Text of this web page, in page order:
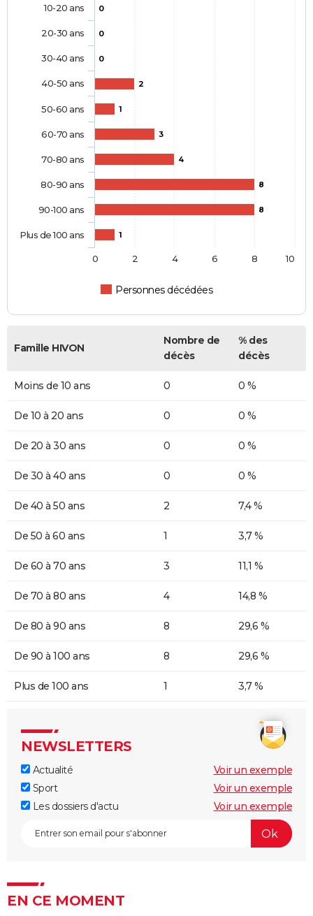
0
0
0
2
1
3
4
8
8
1
Personnes décédées
10-20 ans
20-30 ans
30-40 ans
40-50 ans
50-60 ans
60-70 ans
70-80 ans
80-90 ans
90-100 ans
Plus de 100 ans
0 2 4 6 8 10
Famille HIVON
Nombre de
décès
% des
décès
Moins de 10 ans 0 0 %
De 10 à 20 ans 0 0 %
De 20 à 30 ans 0 0 %
De 30 à 40 ans 0 0 %
De 40 à 50 ans 2 7,4 %
De 50 à 60 ans 1 3,7 %
De 60 à 70 ans 3 11,1 %
De 70 à 80 ans 4 14,8 %
De 80 à 90 ans 8 29,6 %
De 90 à 100 ans 8 29,6 %
Plus de 100 ans 1 3,7 %
NEWSLETTERS
Actualité
Voir un exemple
Sport
Voir un exemple
Les dossiers d'actu
Voir un exemple
EN CE MOMENT